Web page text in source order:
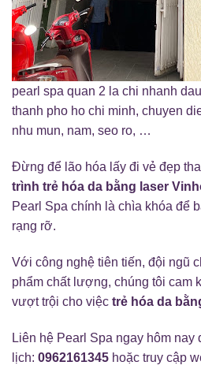
pearl spa quan 2 la chi nhanh
thanh pho ho chi minh, chuyen
nhu mun, nam, seo ro, …
Đừng để lão hóa lấy đi vẻ đẹp
trình trẻ hóa da bằng laser
Pearl Spa chính là chìa khóa để
rạng rỡ.
Với công nghệ tiên tiến, đội ngũ
phẩm chất lượng, chúng tôi cam
vượt trội cho việc trẻ hóa da
Liên hệ Pearl Spa ngay hôm
lịch: 0962161345 hoặc truy cập